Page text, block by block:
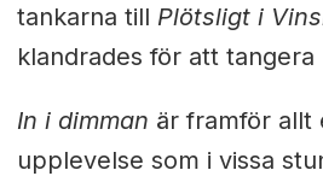
tankarna till Plötsligt i
klandrades för att tangera
In i dimman är framför allt
upplevelse som i vissa